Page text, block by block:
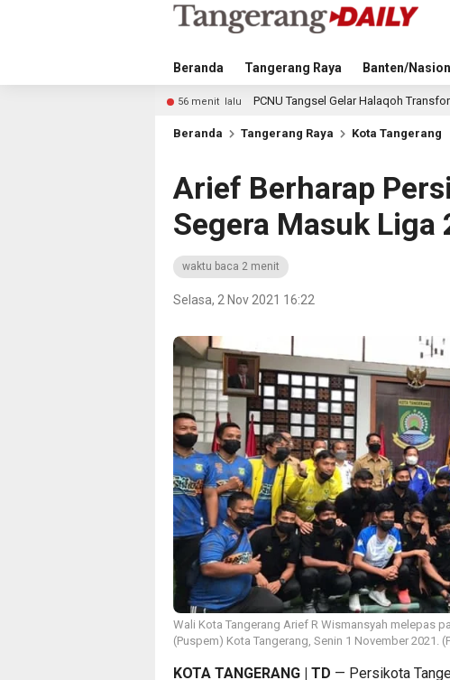
Beranda Tangerang Raya Banten/
PCNU Tangsel Gelar Halaqoh Transformasi Digital, Bahas
Beranda Tangerang Raya Kota Tangerang
Arief Berharap
Segera Masuk Liga
waktu baca 2 menit
Selasa, 2 Nov 2021 16:22
Wali Kota Tangerang Arief R Wismansyah melepas
(Puspem) Kota Tangerang, Senin 1 November 2021.
KOTA TANGERANG | TD — Persikota